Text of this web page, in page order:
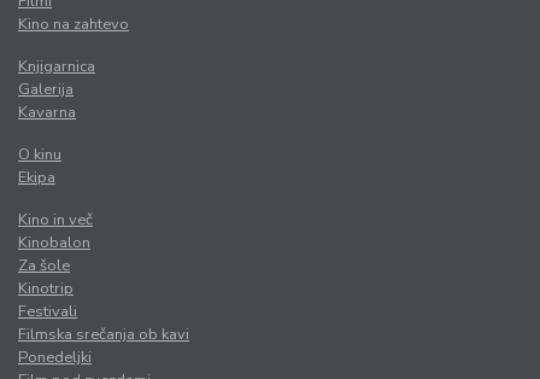
Kino na zahtevo
Knjigarnica
Galerija
Kavarna
O kinu
Ekipa
Kino in več
Kinobalon
Za šole
Kinotrip
Festivali
Filmska srečanja ob kavi
Ponedeljki